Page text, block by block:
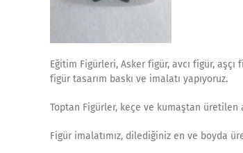
Eğitim Figürleri, Asker figür, avcı figür,
figür tasarım baskı ve imalatı yapıyoruz.
Toptan Figürler, keçe ve kumaştan üretilen
Figür imalatımız, dilediğiniz en ve boyda